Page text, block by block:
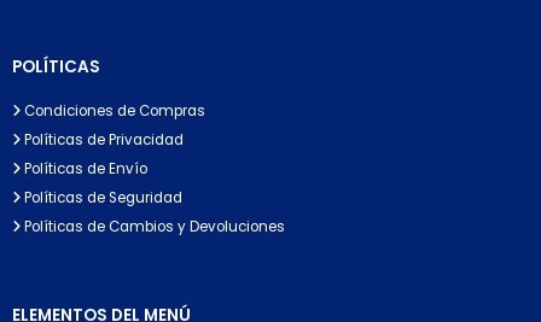
POLÍTICAS
Condiciones de Compras
Políticas de Privacidad
Políticas de Envío
Políticas de Seguridad
Políticas de Cambios y Devoluciones
ELEMENTOS DEL MENÚ